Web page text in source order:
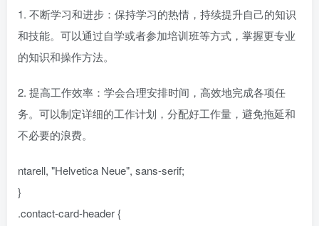
1. 不断学习和进步：保持学习的热情，持续提升自己的知识
和技能。可以通过自学或者参加培训班等方式，掌握更专业
的知识和操作方法。
2. 提高工作效率：学会合理安排时间，高效地完成各项任
务。可以制定详细的工作计划，分配好工作量，避免拖延和
不必要的浪费。
ntarell, "Helvetica Neue", sans-serif;
}
.contact-card-header {